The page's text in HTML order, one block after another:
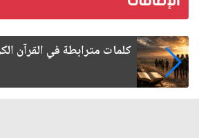
كلمات مترابطة في القرآن